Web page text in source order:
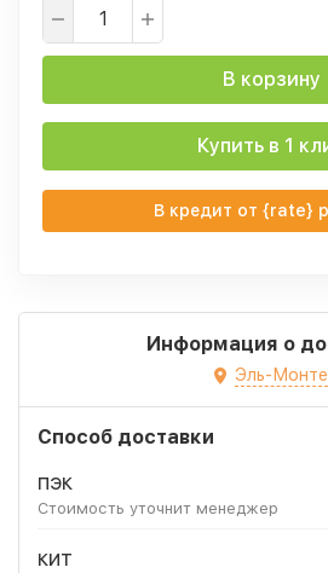
В корзину
Купить в 1
В кредит от {rate}
Информация о
Эль-Монте
Способ доставки
ПЭК
Стоимость уточнит менеджер
КИТ